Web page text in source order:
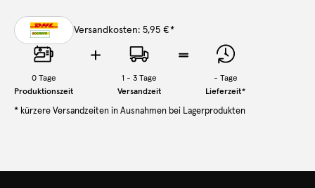
Versandkosten: 5,95 €*
0Tage
Produktionszeit
1 - 3 Tage
Versandzeit
- Tage
Lieferzeit*
* kürzere Versandzeiten in Ausnahmen bei Lagerprodukten